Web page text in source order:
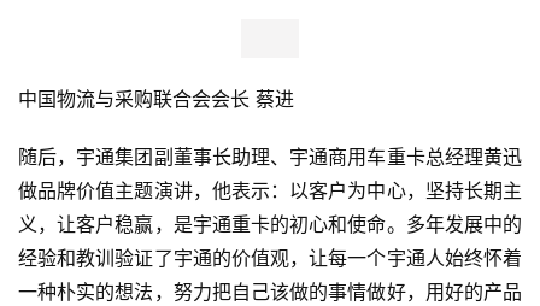
中国物流与采购联合会会长 蔡进
随后，宇通集团副董事长助理、宇通商用车重卡总经理黄迅
做品牌价值主题演讲，他表示：以客户为中心，坚持长期主
义，让客户稳赢，是宇通重卡的初心和使命。多年发展中的
经验和教训验证了宇通的价值观，让每一个宇通人始终怀着
一种朴实的想法，努力把自己该做的事情做好，用好的产品